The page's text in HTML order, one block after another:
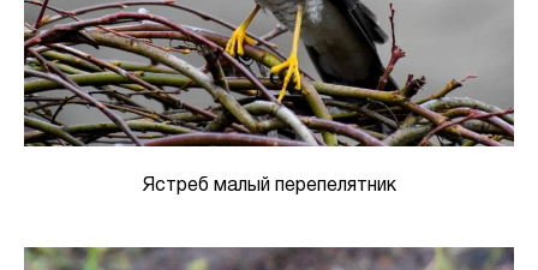
Ястреб малый перепелятник